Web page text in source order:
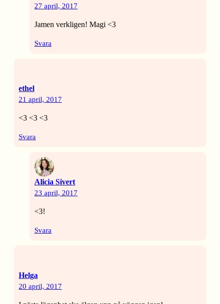
27 april, 2017
Jamen verkligen! Magi <3
Svara
ethel
21 april, 2017
<3 <3 <3
Svara
Alicia Sivert
23 april, 2017
<3!
Svara
Helga
20 april, 2017